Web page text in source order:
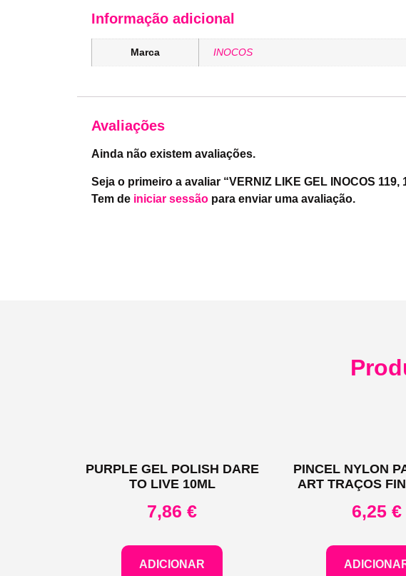
Informação adicional
Marca INOCOS
Avaliações
Ainda não existem avaliações.
Seja o primeiro a avaliar “VERNIZ LIKE GEL INOCOS 119,
Tem de iniciar sessãopara enviar uma avaliação.
PURPLE GEL POLISH DARE
TO LIVE 10ML
7,86€
ADICIONAR
PINCEL NYLON
ART TRAÇOS
6,25€